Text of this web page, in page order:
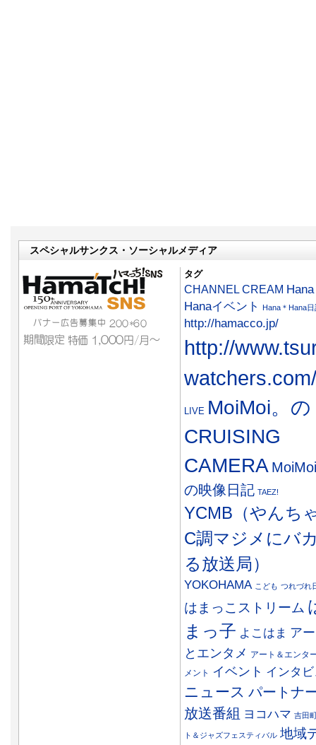
スペシャルサンクス・ソーシャルメディア
タグ
CHANNEL CREAM
Hanaイベント
Hana＊Hana日
http://hamacco.jp/
http://
watchers.com/
LIVE MoiMoi。の
CRUISING
CAMERA
の映像日記 TAEZ!
YCMB（やんち
C調マジメにバ
る放送局）
YOKOHAMA こども つれづれ
はまっこストリーム
まっ子 よこはま ア
とエンタメ アート＆エンタ
メント
イベント インタ
ニュース パートナ
放送番組 ヨコハマ 吉田
ト＆ジャズフェスティバル 地域